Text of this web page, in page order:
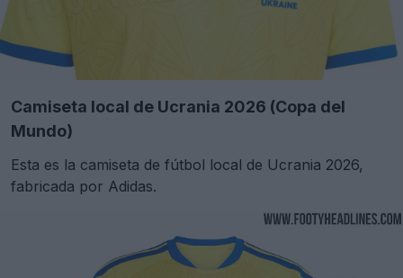
Camiseta local de Ucrania 2026 (Copa del
Mundo)
Esta es la camiseta de fútbol local de Ucrania 2026,
fabricada por Adidas.